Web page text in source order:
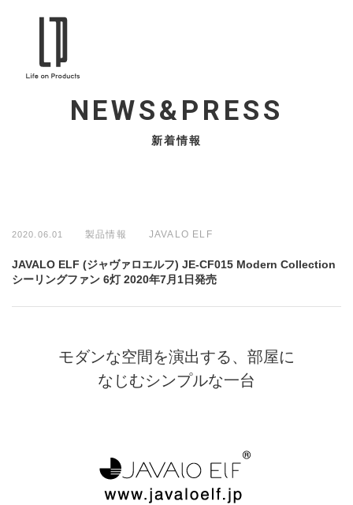
NEWS&PRESS
新着情報
2020.06.01 製品情報 JAVALO ELF
JAVALO ELF (ジャヴァロエルフ) JE-CF015 Modern Collection
シーリングファン 6灯 2020年7月1日発売
モダンな空間を演出する、部屋に
なじむシンプルな一台